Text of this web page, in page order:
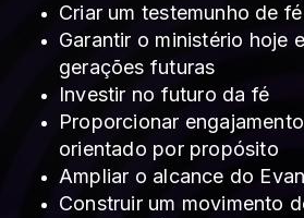
Criar um testemunho de
Garantir o ministério hoje
gerações futuras
Investir no futuro da fé
Proporcionar
orientado por propósito
Ampliar o alcance do
Construir um movimento